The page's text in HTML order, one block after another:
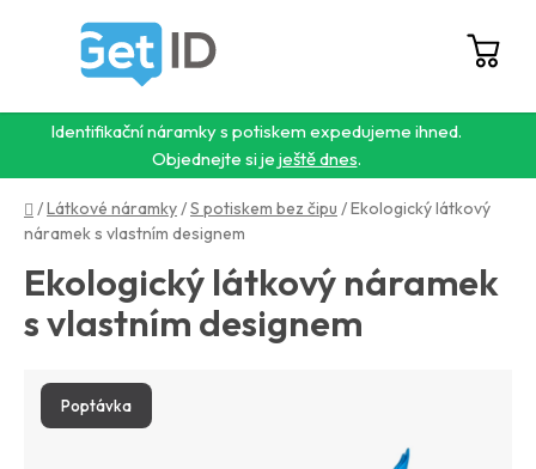
Identifikační náramky s potiskem expedujeme ihned.
Objednejte si je ještě dnes.
Hledat
Domů
/Látkové náramky/S potiskem bez čipu /Ekologický látkový
náramek s vlastním designem
Ekologický látkový náramek
s vlastním designem
Poptávka